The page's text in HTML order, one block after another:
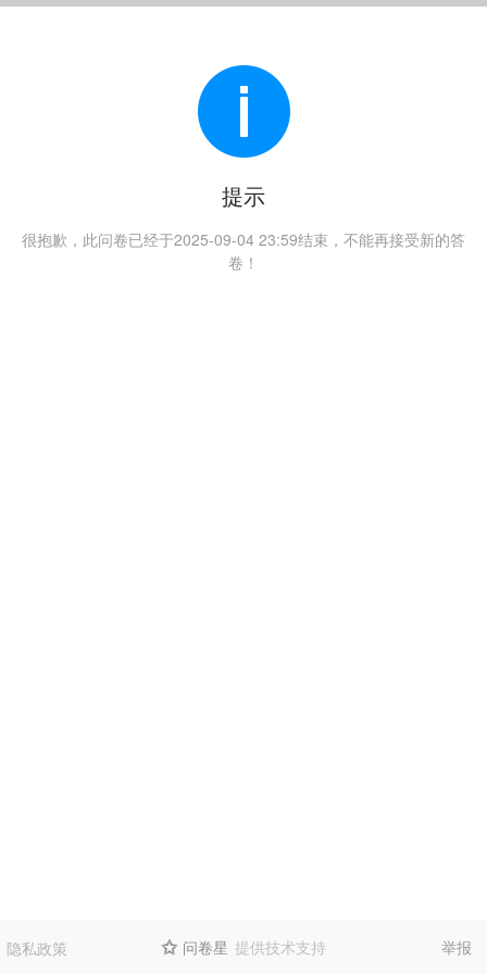
提示
很抱歉，此问卷已经于2025-09-04 23:59结束，不能再接受新的答
卷！
隐私政策  问卷星 提供技术支持 举报